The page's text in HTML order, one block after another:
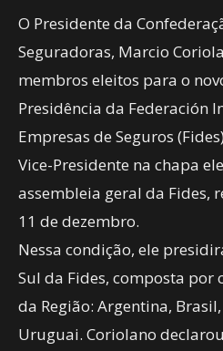
O Presidente da
Seguradoras, Marcio
membros eleitos para o
Presidência da Federación
Empresas de Seguros
Vice-Presidente na chapa
assembleia geral da Fides,
11 de dezembro.
Nessa condição, ele
Sul da Fides, composta por
da Região: Argentina,
Uruguai. Coriolano